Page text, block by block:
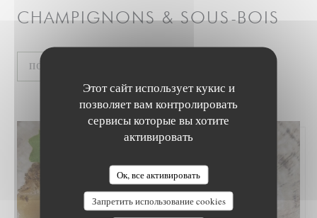
Этот сайт использует кукис и
позволяет вам контролировать
сервисы которые вы хотите
активировать
Ок, все активировать
Запретить использование cookies
CHAMPIGNONS & SOUS-BOIS
ПОДРОБНЕЕ
LE NID - TABLE INTIMISTE